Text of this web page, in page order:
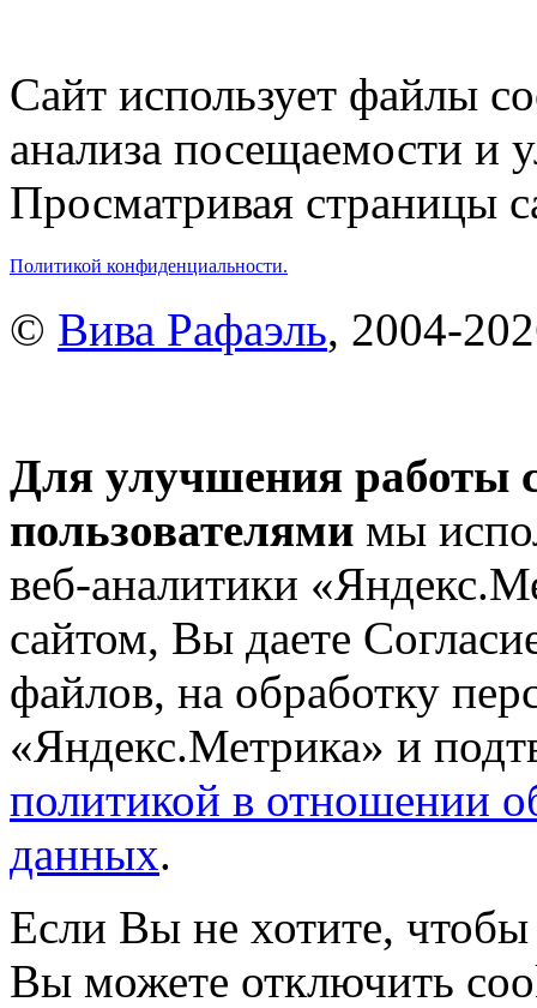
Сайт использует файлы
анализа посещаемости и
Просматривая страницы
Политикой конфиденциальности.
© Вива Рафаэль, 2004-
Для улучшения работы
пользователями мы
веб-аналитики
сайтом, Вы даете
файлов, на обработку
«Яндекс.Метрика» и
политикой в отношении
данных.
Если Вы не хотите,
Вы можете отключить